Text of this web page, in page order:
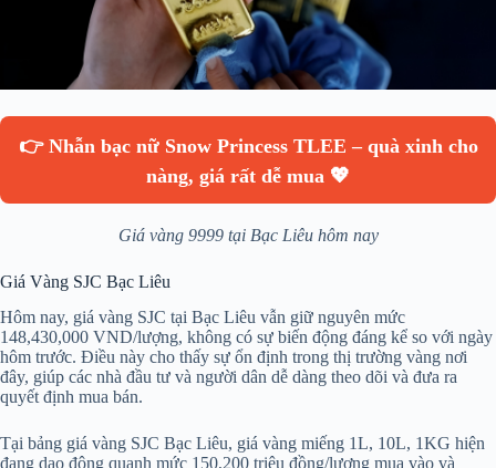
👉 Nhẫn bạc nữ Snow Princess TLEE – quà xinh cho
nàng, giá rất dễ mua 💖
Giá vàng 9999 tại Bạc Liêu hôm nay
Giá Vàng SJC Bạc Liêu
Hôm nay, giá vàng SJC tại Bạc Liêu vẫn giữ nguyên mức
148,430,000 VND/lượng, không có sự biến động đáng kể so với ngày
hôm trước. Điều này cho thấy sự ổn định trong thị trường vàng nơi
đây, giúp các nhà đầu tư và người dân dễ dàng theo dõi và đưa ra
quyết định mua bán.
Tại bảng giá vàng SJC Bạc Liêu, giá vàng miếng 1L, 10L, 1KG hiện
đang dao động quanh mức 150,200 triệu đồng/lượng mua vào và